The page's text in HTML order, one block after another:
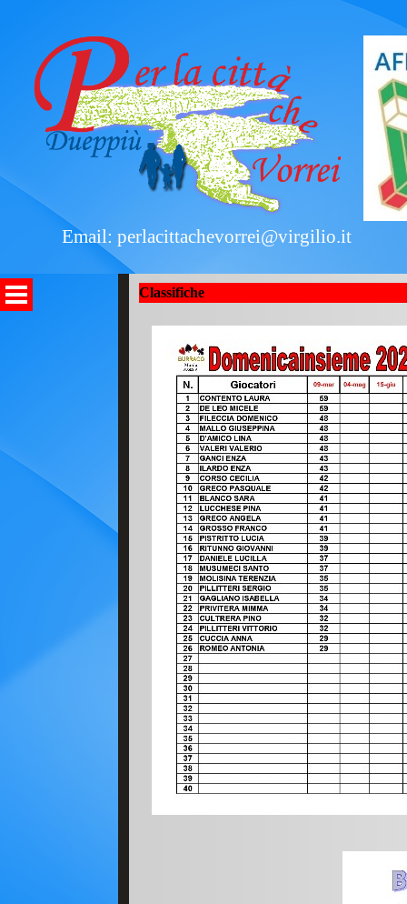
Email: perlacittachevorrei@virgilio.it
Classifiche